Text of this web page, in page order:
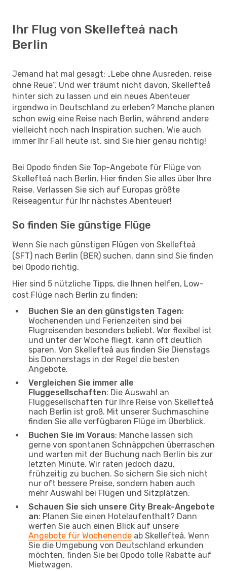
Ihr Flug von Skellefteå nach
Berlin
Jemand hat mal gesagt: „Lebe ohne Ausreden, reise
ohne Reue“. Und wer träumt nicht davon, Skellefteå
hinter sich zu lassen und ein neues Abenteuer
irgendwo in Deutschland zu erleben? Manche planen
schon ewig eine Reise nach Berlin, während andere
vielleicht noch nach Inspiration suchen. Wie auch
immer Ihr Fall heute ist, sind Sie hier genau richtig!
Bei Opodo finden Sie Top-Angebote für Flüge von
Skellefteå nach Berlin. Hier finden Sie alles über Ihre
Reise. Verlassen Sie sich auf Europas größte
Reiseagentur für Ihr nächstes Abenteuer!
So finden Sie günstige Flüge
Wenn Sie nach günstigen Flügen von Skellefteå
(SFT) nach Berlin (BER) suchen, dann sind Sie finden
bei Opodo richtig.
Hier sind 5 nützliche Tipps, die Ihnen helfen, Low-
cost Flüge nach Berlin zu finden:
Buchen Sie an den günstigsten Tagen:
Wochenenden und Ferienzeiten sind bei
Flugreisenden besonders beliebt. Wer flexibel ist
und unter der Woche fliegt, kann oft deutlich
sparen. Von Skellefteå aus finden Sie Dienstags
bis Donnerstags in der Regel die besten
Angebote.
Vergleichen Sie immer alle
Fluggesellschaften: Die Auswahl an
Fluggesellschaften für Ihre Reise von Skellefteå
nach Berlin ist groß. Mit unserer Suchmaschine
finden Sie alle verfügbaren Flüge im Überblick.
Buchen Sie im Voraus: Manche lassen sich
gerne von spontanen Schnäppchen überraschen
und warten mit der Buchung nach Berlin bis zur
letzten Minute. Wir raten jedoch dazu,
frühzeitig zu buchen. So sichern Sie sich nicht
nur oft bessere Preise, sondern haben auch
mehr Auswahl bei Flügen und Sitzplätzen.
Schauen Sie sich unsere City Break-Angebote
an: Planen Sie einen Hotelaufenthalt? Dann
werfen Sie auch einen Blick auf unsere
Angebote für Wochenende ab Skellefteå. Wenn
Sie die Umgebung von Deutschland erkunden
möchten, finden Sie bei Opodo tolle Rabatte auf
Mietwagen.